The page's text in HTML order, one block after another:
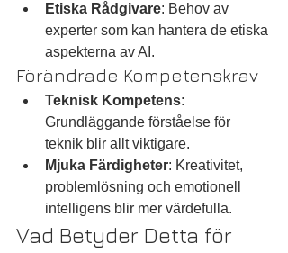
Etiska Rådgivare: Behov av
experter som kan hantera de etiska
aspekterna av AI.
Förändrade Kompetenskrav
Teknisk Kompetens:
Grundläggande förståelse för
teknik blir allt viktigare.
Mjuka Färdigheter: Kreativitet,
problemlösning och emotionell
intelligens blir mer värdefulla.
Vad Betyder Detta för